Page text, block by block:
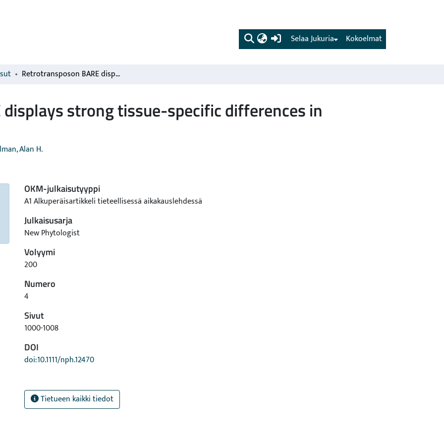
(current) Kokoelmat
Selaa Jukuria
Retrotransposon BARE displays strong tissue-specific differences in expression
strong tissue-specific differences in
Alan H.
OKM-julkaisutyyppi
A1 Alkuperäisartikkeli tieteellisessä aikakauslehdessä
Julkaisusarja
New Phytologist
Volyymi
200
Numero
4
Sivut
1000-1008
DOI
doi:10.1111/nph.12470
Tietueen kaikki tiedot